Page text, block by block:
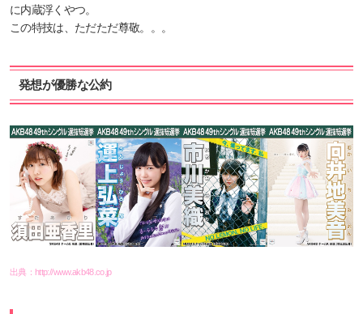
に内蔵浮くやつ。
この特技は、ただただ尊敬。。。
発想が優勝な公約
出典： http://www.akb48.co.jp